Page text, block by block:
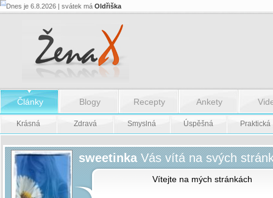
Dnes je 6.8.2026 | svátek má Oldřiška
Články Blogy Recepty Ankety
Krásná Zdravá Smyslná Úspěšná Praktická
sweetinka Vás vítá na svých
Vítejte na mých stránkách